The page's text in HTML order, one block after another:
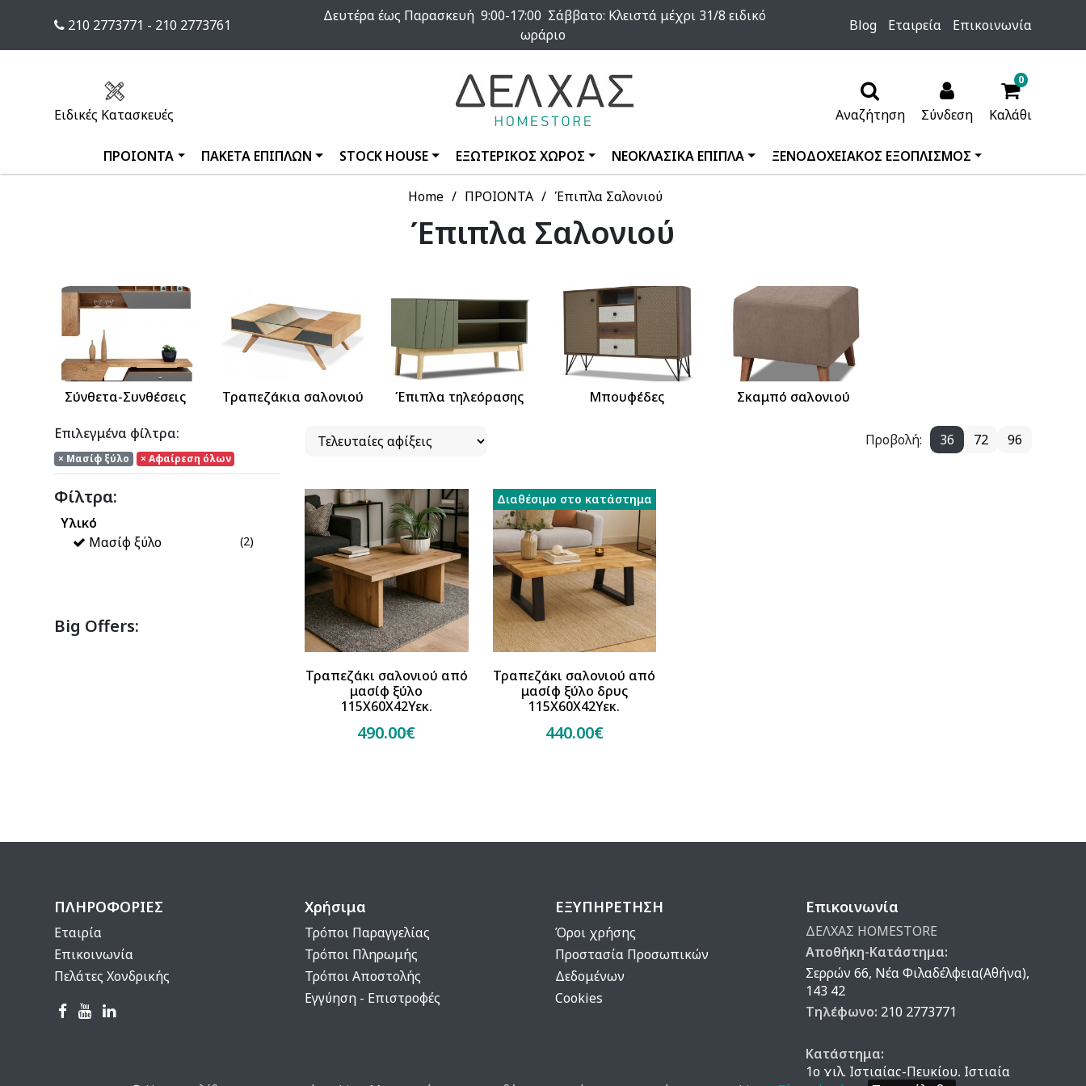
210 2773771 - 210 2773761
Δευτέρα έως Παρασκευή 9:00-17:00 Σάββατο: Κλειστά μέχρι 31/8 ειδικό
ωράριο
Blog Εταιρεία Επικοινωνία
Ειδικές Κατασκευές Αναζήτηση Σύνδεση
0
Καλάθι
ΠΡΟΙΟΝΤΑ ΠΑΚΕΤΑ ΕΠΙΠΛΩΝ STOCK HOUSE ΕΞΩΤΕΡΙΚΟΣ ΧΩΡΟΣ ΝΕΟΚΛΑΣΙΚΑ ΕΠΙΠΛΑ ΞΕΝΟΔΟΧΕΙΑΚΟΣ ΕΞΟΠΛΙΣΜΟΣ
Home ΠΡΟΙΟΝΤΑ Έπιπλα Σαλονιού
Έπιπλα Σαλονιού
Σύνθετα-Συνθέσεις Τραπεζάκια σαλονιού Έπιπλα τηλεόρασης Μπουφέδες Σκαμπό σαλονιού
Επιλεγμένα φίλτρα:
× Μασίφ ξύλο × Αφαίρεση όλων
Φίλτρα:
Υλικό
Μασίφ ξύλο
(2)
Big Offers:
Προβολή: 36 72 96
Τραπεζάκι σαλονιού από
μασίφ ξύλο
115Χ60Χ42Υεκ.
490.00€
Διαθέσιμο στο κατάστημα
Τραπεζάκι σαλονιού από
μασίφ ξύλο δρυς
115Χ60Χ42Υεκ.
440.00€
Φίλτρα
ΠΛΗΡΟΦΟΡΙΕΣ
Εταιρία
Επικοινωνία
Πελάτες Χονδρικής
Χρήσιμα
Τρόποι Παραγγελίας
Τρόποι Πληρωμής
Τρόποι Αποστολής
Εγγύηση - Επιστροφές
ΕΞΥΠΗΡΕΤΗΣΗ
Όροι χρήσης
Προστασία Προσωπικών
Δεδομένων
Cookies
Επικοινωνία
ΔΕΛΧΑΣ HOMESTORE
Αποθήκη-Κατάστημα:
Σερρών 66, Νέα Φιλαδέλφεια(Αθήνα),
143 42
Τηλέφωνο: 210 2773771
Κατάστημα:
1ο χιλ. Ιστιαίας-Πευκίου, Ιστιαία